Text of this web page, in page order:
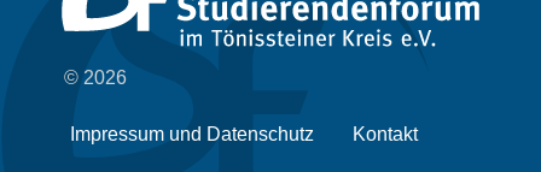
© 2026
Impressum und Datenschutz Kontakt